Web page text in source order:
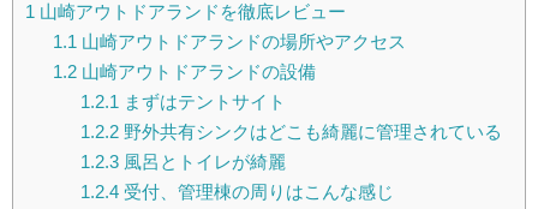
1 山崎アウトドアランドを徹底レビュー
1.1 山崎アウトドアランドの場所やアクセス
1.2山崎アウトドアランドの設備
1.2.1 まずはテントサイト
1.2.2野外共有シンクはどこも綺麗に管理されている
1.2.3風呂とトイレが綺麗
1.2.4受付、管理棟の周りはこんな感じ